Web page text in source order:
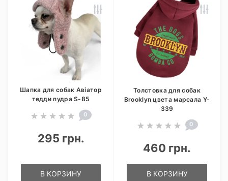
Шапка для собак Авіатор
тедди пудра S-85
0
295 грн.
В КОРЗИНУ
Толстовка для собак
Brooklyn цвета марсала Y-
339
0
460 грн.
В КОРЗИНУ